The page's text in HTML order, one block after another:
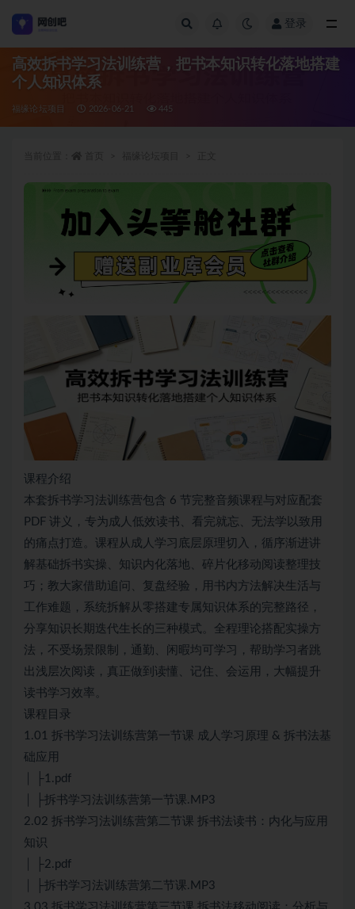
登录
高效拆书学习法训练营，把书本知识转化落地搭建
个人知识体系
福缘论坛项目 2026-06-21 445
课程介绍
本套拆书学习法训练营包含 6 节完整音频课程与对应配套
PDF 讲义，专为成人低效读书、看完就忘、无法学以致用
的痛点打造。课程从成人学习底层原理切入，循序渐进讲
解基础拆书实操、知识内化落地、碎片化移动阅读整理技
巧；教大家借助追问、复盘经验，用书内方法解决生活与
工作难题，系统拆解从零搭建专属知识体系的完整路径，
分享知识长期迭代生长的三种模式。全程理论搭配实操方
法，不受场景限制，通勤、闲暇均可学习，帮助学习者跳
出浅层次阅读，真正做到读懂、记住、会运用，大幅提升
读书学习效率。
课程目录
1.01 拆书学习法训练营第一节课 成人学习原理 & 拆书法基
础应用
│ ├1.pdf
│ ├拆书学习法训练营第一节课.MP3
2.02 拆书学习法训练营第二节课 拆书法读书：内化与应用
知识
│ ├2.pdf
│ ├拆书学习法训练营第二节课.MP3